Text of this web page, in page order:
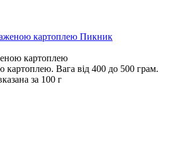
картоплею
картоплею. Вага від 400 до 500 грам.
за 100 г